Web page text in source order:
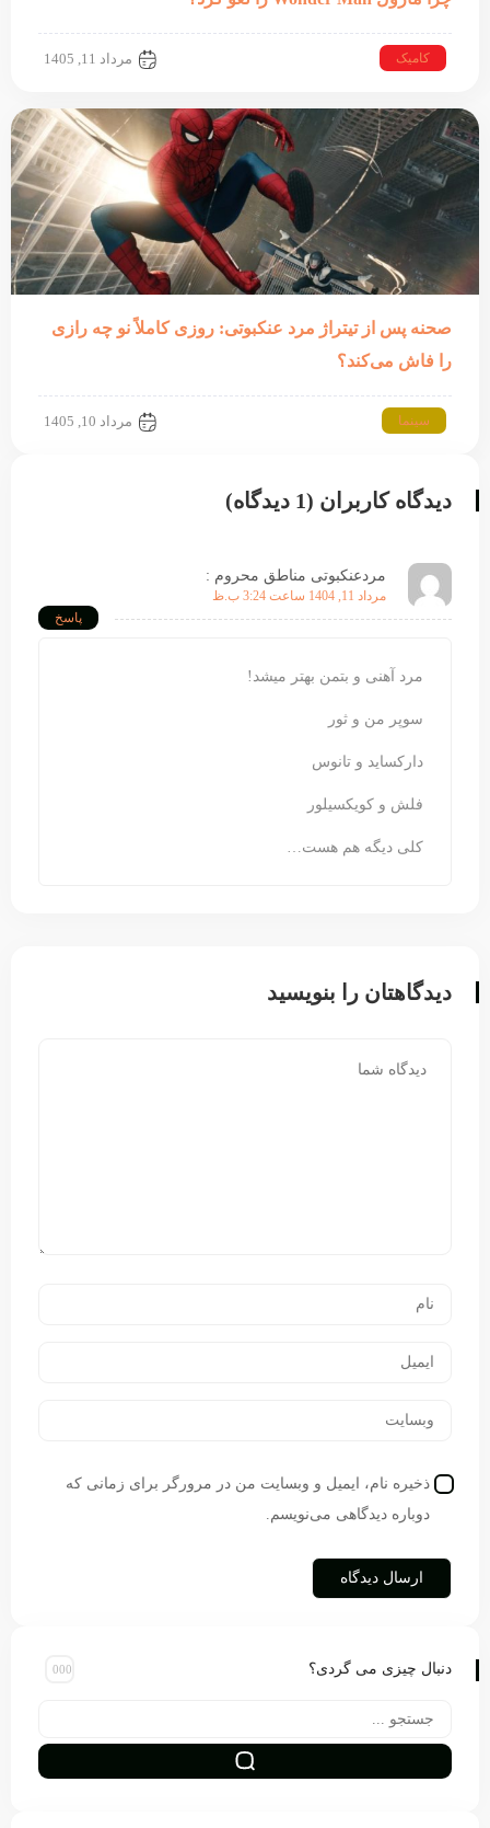
کامیک مرداد 11, 1405
صحنه پس از تیتراژ مرد عنکبوتی: روزی کاملاً نو چه رازی
را فاش می‌کند؟
سینما مرداد 10, 1405
دیدگاه کاربران (1 دیدگاه)
مردعنکبوتی مناطق محروم :
مرداد 11, 1404 ساعت 3:24 ب.ظ
پاسخ
مرد آهنی و بتمن بهتر میشد!
سوپر من و ثور
دارکساید و تانوس
فلش و کویکسیلور
کلی دیگه هم هست…
دیدگاهتان را بنویسید
ذخیره نام، ایمیل و وبسایت من در مرورگر برای زمانی که
دوباره دیدگاهی می‌نویسم.
دنبال چیزی می گردی؟